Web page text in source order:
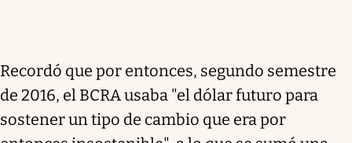
Recordó que por entonces, segundo semestre
de 2016, el BCRA usaba "el dólar futuro para
sostener un tipo de cambio que era por